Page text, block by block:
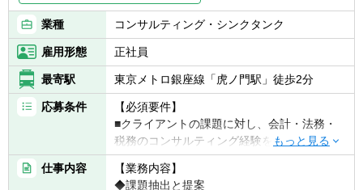
業種 コンサルティング・シンクタンク
雇用形態 正社員
最寄駅 東京メトロ銀座線「虎ノ門駅」徒歩2分
応募条件
【必須要件】
■クライアントの課題に対し、会計・法務・
税務のコンサルティング経験をお持ちの方
■証券会社や銀行等で資本政策の実務経験が
あり、業界内にコネクションをお持ちの方
仕事内容
【業務内容】
◆課題抽出と提案